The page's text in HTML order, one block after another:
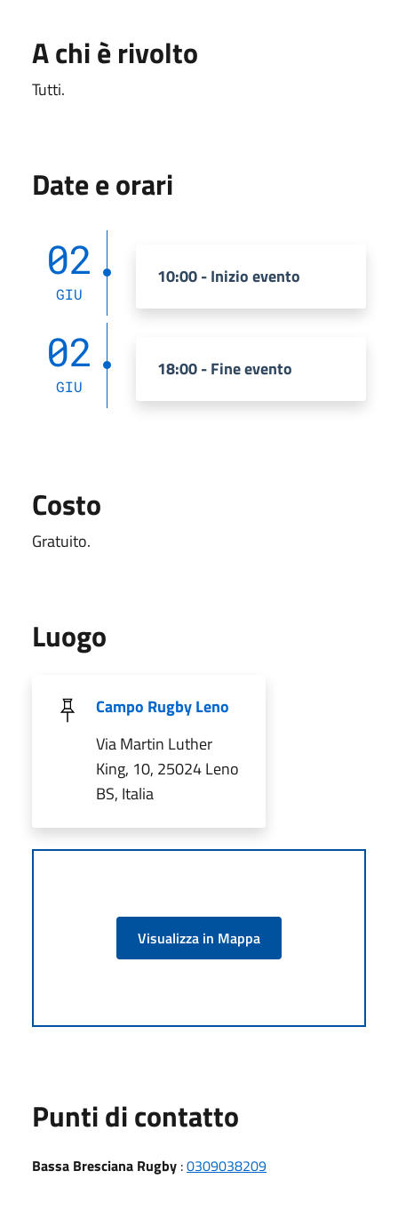
A chi è rivolto
Tutti.
Date e orari
02
GIU
10:00 - Inizio evento
02
GIU
18:00 - Fine evento
Costo
Gratuito.
Luogo
Campo Rugby Leno
Via Martin Luther
King, 10, 25024 Leno
BS, Italia
Visualizza in Mappa
Punti di contatto
Bassa Bresciana Rugby :0309038209